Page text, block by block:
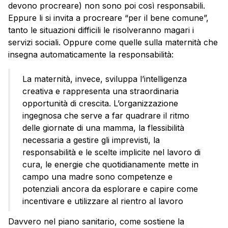
devono procreare) non sono poi così responsabili.
Eppure li si invita a procreare “per il bene comune”,
tanto le situazioni difficili le risolveranno magari i
servizi sociali. Oppure come quelle sulla maternità che
insegna automaticamente la responsabilità:
La maternità, invece, sviluppa l’intelligenza
creativa e rappresenta una straordinaria
opportunità di crescita. L’organizzazione
ingegnosa che serve a far quadrare il ritmo
delle giornate di una mamma, la flessibilità
necessaria a gestire gli imprevisti, la
responsabilità e le scelte implicite nel lavoro di
cura, le energie che quotidianamente mette in
campo una madre sono competenze e
potenziali ancora da esplorare e capire come
incentivare e utilizzare al rientro al lavoro
Davvero nel piano sanitario, come sostiene la